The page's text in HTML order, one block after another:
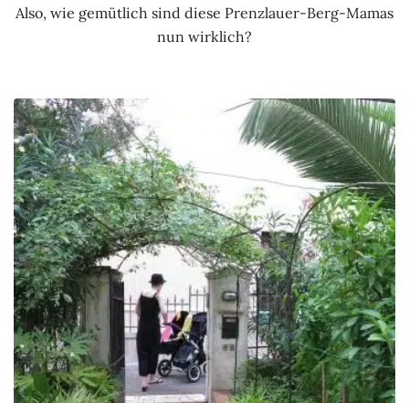
Also, wie gemütlich sind diese Prenzlauer-Berg-Mamas
nun wirklich?